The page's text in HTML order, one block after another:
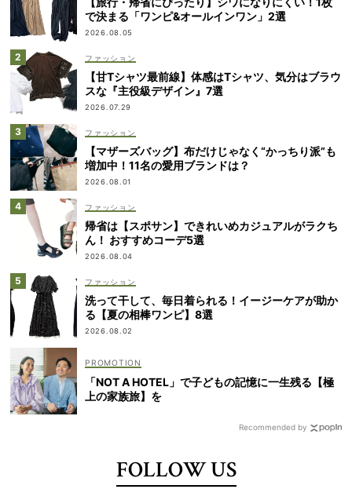
で決まる「ワンピ&オールインワン」2選
2026.08.05
ファッション
【甘Tシャツ最前線】体感はTシャツ、気分はブラウ
スな『主役級デザイン』7選
2026.07.29
ファッション
【マザーズバッグ】布だけじゃなく“かっちり派”も
増加中！11名の愛用ブランドは？
2026.08.01
ファッション
帰省は【スポサン】できれいめカジュアルがラクち
ん！ おすすめコーデ5選
2026.08.04
ファッション
洗って干して、毎日着られる！イージーケアが助か
る【夏の相棒ワンピ】8選
2026.08.02
「NOT A HOTEL」で子どもの記憶に一生残る【極
上の家族旅】を
Recommended by
FOLLOW US